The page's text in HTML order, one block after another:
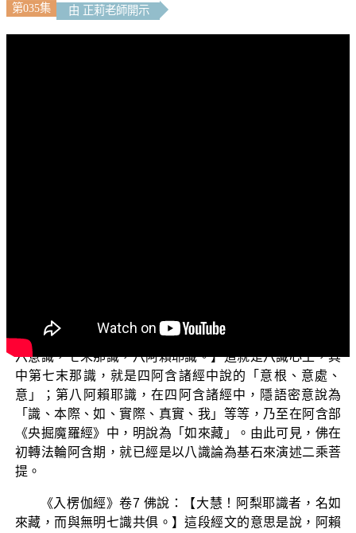
第035集 由 正莉老師開示
麼是八識心王呢？《大乘百法明門論》說：【第一心法，
略有八種：一眼識，二耳識，三鼻識，四舌識，五身識，
六意識，七末那識，八阿賴耶識。】這就是八識心王，其
中第七末那識，就是四阿含諸經中說的「意根、意處、
意」；第八阿賴耶識，在四阿含諸經中，隱語密意說為
「識、本際、如、實際、真實、我」等等，乃至在阿含部
《央掘魔羅經》中，明說為「如來藏」。由此可見，佛在
初轉法輪阿含期，就已經是以八識論為基石來演述二乘菩
提。
《入楞伽經》卷7 佛說：【大慧！阿梨耶識者，名如
來藏，而與無明七識共俱。】這段經文的意思是說，阿賴